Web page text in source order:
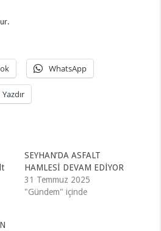
WhatsApp
Yazdır
SEYHAN’DA ASFALT
HAMLESİ DEVAM EDİYOR
31 Temmuz 2025
"Gündem" içinde